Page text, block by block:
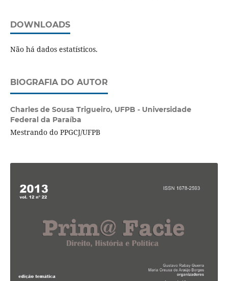
DOWNLOADS
Não há dados estatísticos.
BIOGRAFIA DO AUTOR
Charles de Sousa Trigueiro, UFPB - Universidade
Federal da Paraíba
Mestrando do PPGCJ/UFPB